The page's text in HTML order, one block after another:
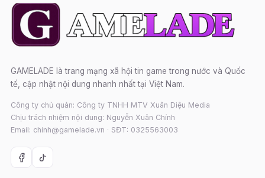
GAMELADE là trang mạng xã hội tin game trong nước và Quốc
tế, cập nhật nội dung nhanh nhất tại Việt Nam.
Công ty chủ quản: Công ty TNHH MTV Xuân Diệu Media
Chịu trách nhiệm nội dung: Nguyễn Xuân Chính
Email: chinh@gamelade.vn · SĐT: 0325563003